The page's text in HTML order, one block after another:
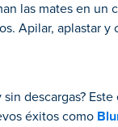
las mates en un
Apilar, aplastar
descargas?
éxitos como